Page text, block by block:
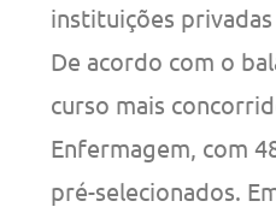
instituições
De acordo com o
curso mais
Enfermagem, com
pré-selecionados.